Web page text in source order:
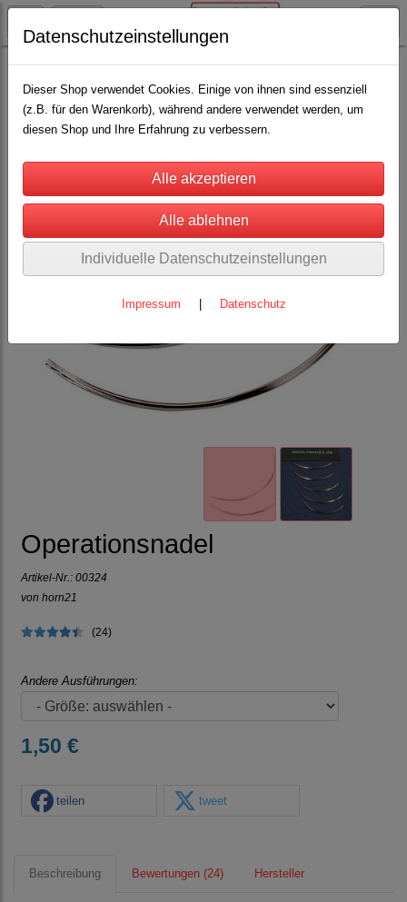
Schäfereibedarf Kastrieren und Kuppieren(8)
Operationsnadel
Artikel-Nr.: 00324
von horn21
(24)
Andere Ausführungen:
1,50 €
teilen tweet
Beschreibung Bewertungen (24) Hersteller
Datenschutzeinstellungen
Dieser Shop verwendet Cookies. Einige von ihnen sind essenziell
(z.B. für den Warenkorb), während andere verwendet werden, um
diesen Shop und Ihre Erfahrung zu verbessern.
Individuelle Datenschutzeinstellungen
Impressum Datenschutz